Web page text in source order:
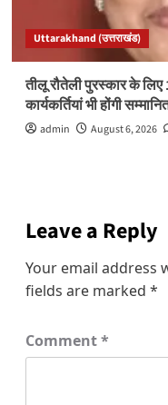
Uttarakhand (उत्तराखंड)
तीलू रौतेली पुरस्कार के
कार्यकर्तियां भी होंगी
admin August 6, 2026
Leave a Reply
Your email address
fields are marked *
Comment*